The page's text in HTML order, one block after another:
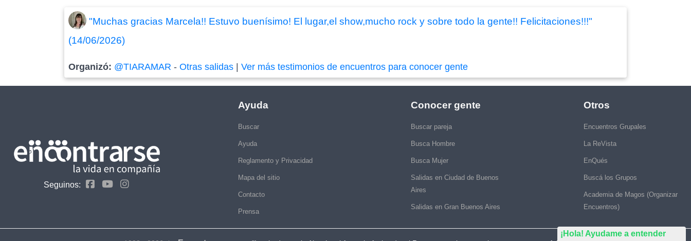
¡Hola! Ayudame a entender
"Muchas gracias Marcela!! Estuvo buenísimo! El lugar,el show,mucho rock y sobre todo la gente!! Felicitaciones!!!"
(14/06/2026)
Organizó: @TIARAMAR -Otras salidas |Ver más testimonios de encuentros para conocer gente
Seguinos:
Ayuda
Buscar
Ayuda
Reglamento y Privacidad
Mapa del sitio
Contacto
Prensa
Conocer gente
Buscar pareja
Busca Hombre
Busca Mujer
Salidas en Ciudad de Buenos
Aires
Salidas en Gran Buenos Aires
Otros
Encuentros Grupales
La ReVista
EnQués
Buscá los Grupos
Academia de Magos (Organizar
Encuentros)